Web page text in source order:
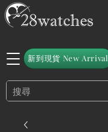
新到現貨 New Arrival